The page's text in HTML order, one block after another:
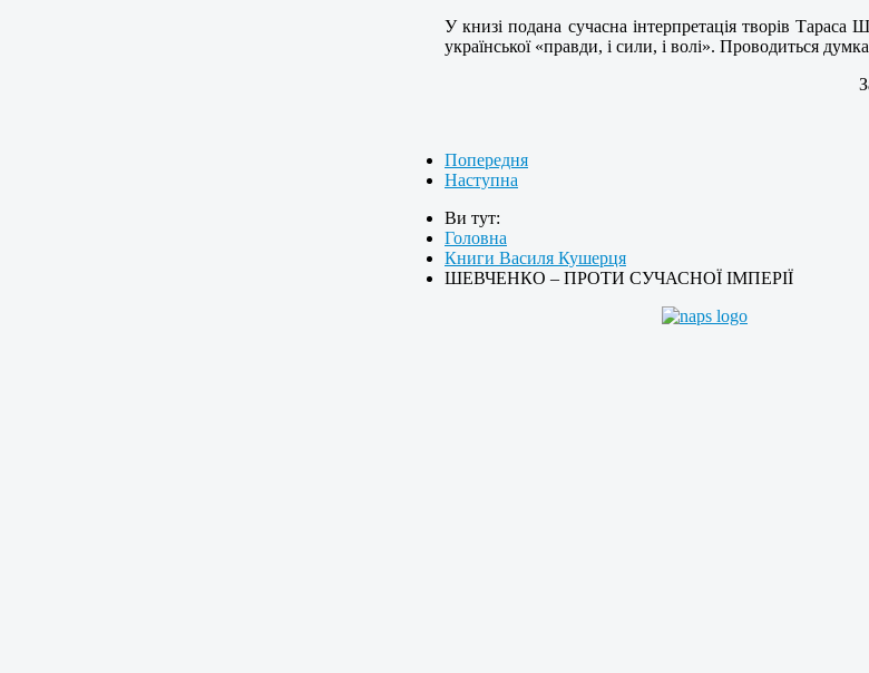
У книзі подана сучасна інтерпретація творів Тараса
української «правди, і сили, і волі». Проводиться
Попередня
Наступна
Ви тут:
Головна
Книги Василя Кушерця
ШЕВЧЕНКО – ПРОТИ СУЧАСНОЇ ІМПЕРІЇ